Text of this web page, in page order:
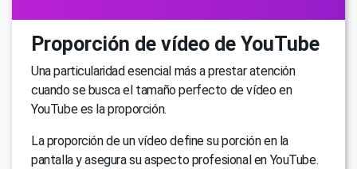
Proporción de vídeo de YouTube
Una particularidad esencial más a prestar atención
cuando se busca el tamaño perfecto de vídeo en
YouTube es la proporción.
La proporción de un vídeo define su porción en la
pantalla y asegura su aspecto profesional en YouTube.